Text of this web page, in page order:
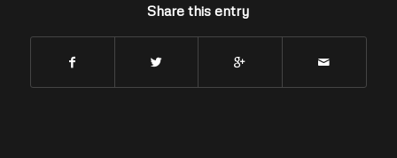
Share this entry